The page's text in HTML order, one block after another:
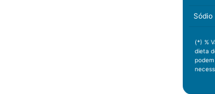
Sódio
(*) %
dieta